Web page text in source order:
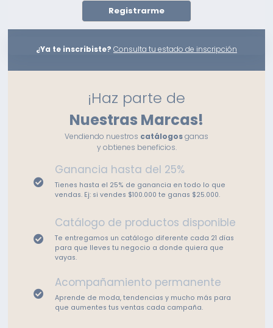
¡Haz parte de
Nuestras Marcas!
Vendiendo nuestros catálogosganas
y obtienes beneficios.
Ganancia hasta del 25%
Tienes hasta el 25% de ganancia en todo lo que
vendas. Ej: si vendes $100.000 te ganas $25.000.
Catálogo de productos disponible
Te entregamos un catálogo diferente cada 21 días
para que lleves tu negocio a donde quiera que
vayas.
Acompañamiento permanente
Aprende de moda, tendencias y mucho más para
que aumentes tus ventas cada campaña.
Registrarme
¿Ya te inscribiste? Consulta tu estado de inscripción